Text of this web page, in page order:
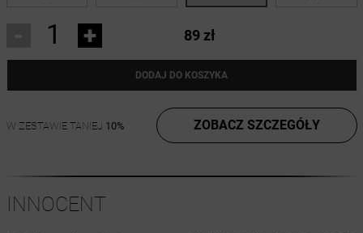
+ 89 zł
DODAJ DO KOSZYKA
W ZESTAWIE TANIEJ 10% ZOBACZ SZCZEGÓŁY
INNOCENT